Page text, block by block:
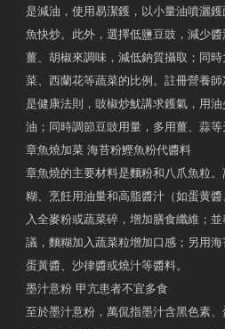
是減油，使用易潔鑊，以小量油噴灑
魚快炒。此外，選擇低鹽豆豉，減少醬
薑、胡椒來調味，減低鈉質攝取；同
菜、西蘭花等蔬菜的比例。註冊營養
是健康法則，豉椒炒魷講求鑊氣，用
油；同時調節豆豉用量，多用薑、蒜等
章魚燒加菜 海苔粉鰹魚粉代醬料
章魚燒的主要材料是麵粉和八爪魚粒
糊、烹飪用油量和高脂醬汁（如蛋黄
入全麥粉或蔬菜碎，增加膳食纖維；
議，麵糊加入蔬菜粒增加口感；另用
蛋黃醬、沙律醬或燒汁等醬料。
墨汁意粉 甲亢患者不宜多食
至於墨汁意粉，萬侃指墨汁含黑色素